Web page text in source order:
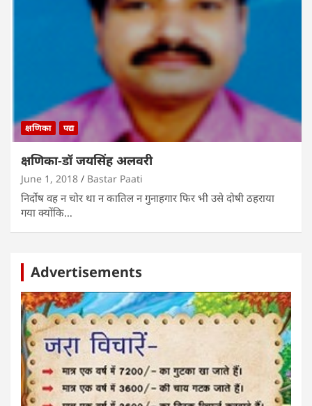
क्षणिका पद्य
क्षणिका-डॉ जयसिंह अलवरी
June 1, 2018 Bastar Paati
निर्दोष वह न चोर था न कातिल न गुनाहगार फिर भी उसे दोषी ठहराया
गया क्योंकि…
Advertisements